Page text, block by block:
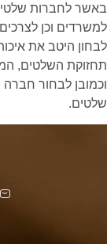
באשר לחברות
למשרדים וכן
לבחון היטב את
תחזוקת השלטים,
וכמובן לבחור
שלטים.